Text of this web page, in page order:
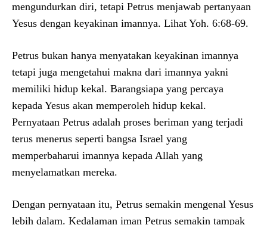
mengundurkan diri, tetapi Petrus menjawab pertanyaan
Yesus dengan keyakinan imannya. Lihat Yoh. 6:68-69.
Petrus bukan hanya menyatakan keyakinan imannya
tetapi juga mengetahui makna dari imannya yakni
memiliki hidup kekal. Barangsiapa yang percaya
kepada Yesus akan memperoleh hidup kekal.
Pernyataan Petrus adalah proses beriman yang terjadi
terus menerus seperti bangsa Israel yang
memperbaharui imannya kepada Allah yang
menyelamatkan mereka.
Dengan pernyataan itu, Petrus semakin mengenal Yesus
lebih dalam. Kedalaman iman Petrus semakin tampak